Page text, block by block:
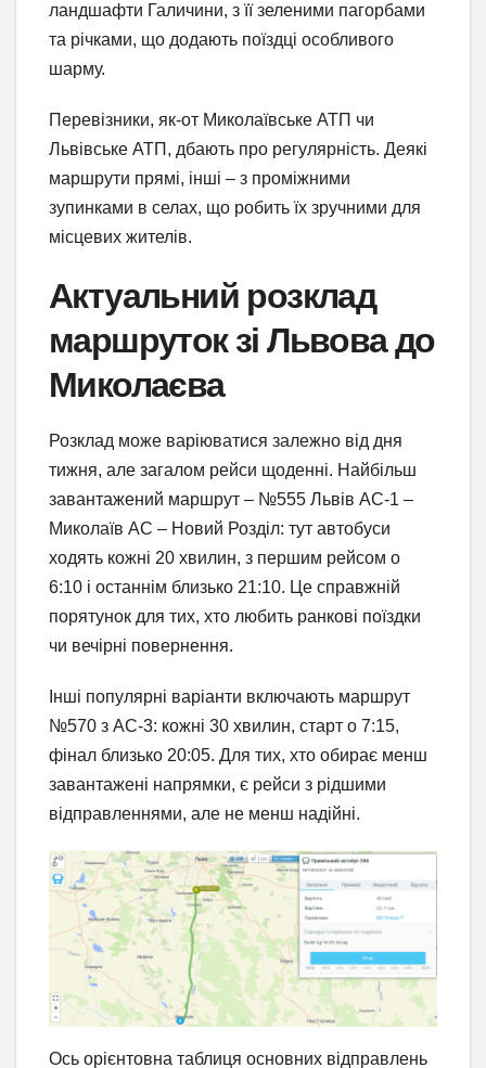
ландшафти Галичини, з її зеленими пагорбами
та річками, що додають поїздці особливого
шарму.
Перевізники, як-от Миколаївське АТП чи
Львівське АТП, дбають про регулярність. Деякі
маршрути прямі, інші – з проміжними
зупинками в селах, що робить їх зручними для
місцевих жителів.
Актуальний розклад
маршруток зі Львова до
Миколаєва
Розклад може варіюватися залежно від дня
тижня, але загалом рейси щоденні. Найбільш
завантажений маршрут – №555 Львів АС-1 –
Миколаїв АС – Новий Розділ: тут автобуси
ходять кожні 20 хвилин, з першим рейсом о
6:10 і останнім близько 21:10. Це справжній
порятунок для тих, хто любить ранкові поїздки
чи вечірні повернення.
Інші популярні варіанти включають маршрут
№570 з АС-3: кожні 30 хвилин, старт о 7:15,
фінал близько 20:05. Для тих, хто обирає менш
завантажені напрямки, є рейси з рідшими
відправленнями, але не менш надійні.
Ось орієнтовна таблиця основних відправлень